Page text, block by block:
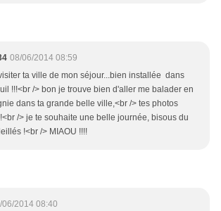
08/06/2014 08:59
ta ville de mon séjour...bien installée dans
!!!<br /> bon je trouve bien d'aller me balader en
dans ta grande belle ville,<br /> tes photos
/> je te souhaite une belle journée, bisous du
!<br /> MIAOU !!!!
06/2014 08:40